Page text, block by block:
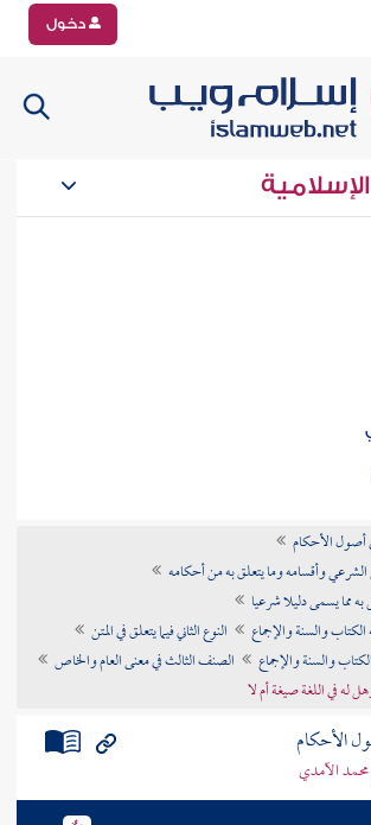
دخول
أصول الأحكام
الشرعي وأقسامه وما يتعلق به من أحكامه
مما يسمى دليلا شرعيا
والسنة والإجماع
النوع الثاني فيما يتعلق في المتن
والسنة والإجماع
الصنف الثالث في معنى العام والخاص
له في اللغة صيغة أم لا
الأحكام
الآمدي